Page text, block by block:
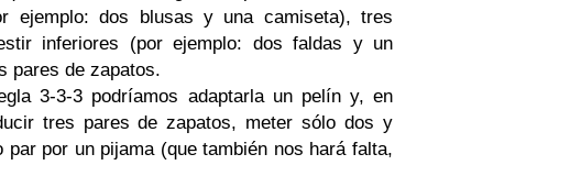
ejemplo: dos blusas y una camiseta), tres
inferiores (por ejemplo: dos faldas y un
pares de zapatos.
3-3-3 podríamos adaptarla un pelín y, en
tres pares de zapatos, meter sólo dos y
par por un pijama (que también nos hará falta,